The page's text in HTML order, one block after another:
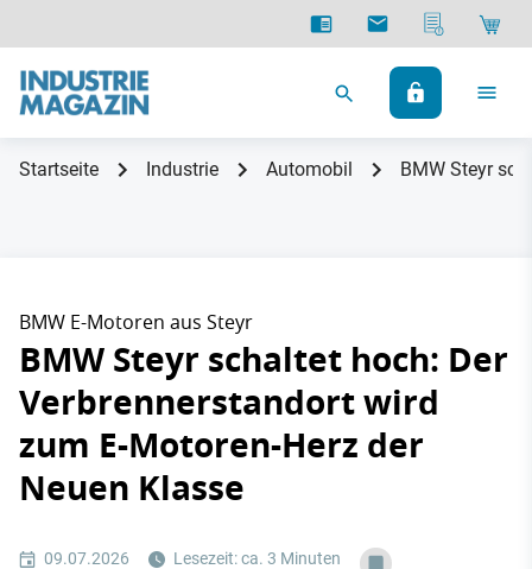
Startseite Industrie Automobil BMW Steyr
BMW E-Motoren aus Steyr
BMW Steyr schaltet hoch: Der
Verbrennerstandort wird
zum E-Motoren-Herz der
Neuen Klasse
09.07.2026 Lesezeit: ca. 3 Minuten